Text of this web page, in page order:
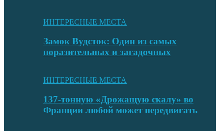
ИНТЕРЕСНЫЕ МЕСТА
Замок Вудсток: Один из самых
поразительных и загадочных
ИНТЕРЕСНЫЕ МЕСТА
137-тонную «Дрожащую скалу» во
Франции любой может передвигать